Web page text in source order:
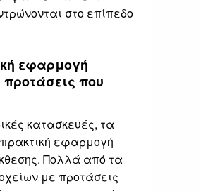
στο επίπεδο
εφαρμογή
που
κατασκευές, τα
εφαρμογή
Πολλά από τα
με προτάσεις